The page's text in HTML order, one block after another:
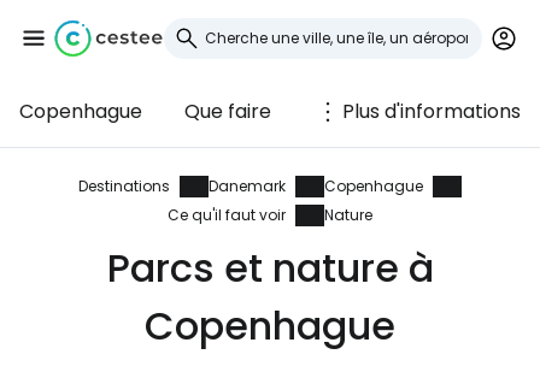
Copenhague Que faire Plus d'informations
Destinations Danemark
Copenhague
Ce qu'il faut voir
Nature
Parcs et nature à
Copenhague
Se connecter à
Cestee
... la communauté mondiale des voyageurs
Continuer avec Google